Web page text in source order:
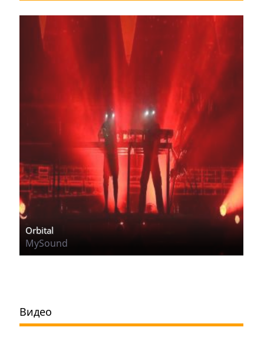
Orbital
MySound
Видео